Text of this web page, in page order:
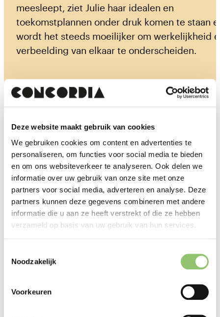
Deze website maakt gebruik van cookies
We gebruiken cookies om content en advertenties te
personaliseren, om functies voor social media te bieden
en om ons websiteverkeer te analyseren. Ook delen we
informatie over uw gebruik van onze site met onze
partners voor social media, adverteren en analyse. Deze
partners kunnen deze gegevens combineren met andere
informatie die u aan ze heeft verstrekt of die ze hebben
verzameld op basis van uw gebruik van hun services.
Noodzakelijk
Voorkeuren
meesleept, ziet Julie haar idealen en
toekomstplannen onder druk komen te staan
wordt het steeds moeilijker om werkelijkheid
verbeelding van elkaar te onderscheiden.
Deze semi-autobiografische film van regisseur
verkenning van liefde, afhankelijkheid en de
manier waarop persoonlijke ervaringen worden
omgezet in kunst. Met een indrukwekkend
debuut van Honor Swinton Byrne, dochter van
Tilda Swinton, als Julie, balanceert de film
tussen sociaal realisme en een meer
filmische benadering van herinneringen. Niet
voor niets werd de film bekroond als Beste
Internationale Speelfilm op het Sundance Film
In de reeks A24/7 draaien we deze zomer 7
Tickets & tijden
Bekijk de trailer